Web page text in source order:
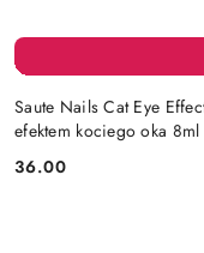
Saute Nails Cat Eye
efektem kociego oka 8ml
Cena:
36.00